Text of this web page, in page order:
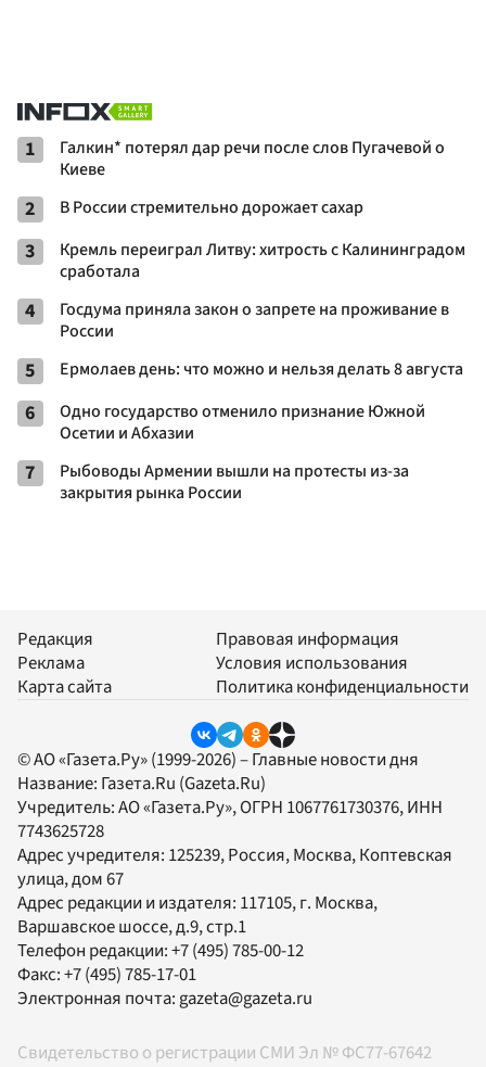
1
Галкин* потерял дар речи после слов Пугачевой о
Киеве
2 В России стремительно дорожает сахар
3
Кремль переиграл Литву: хитрость с Калининградом
сработала
4
Госдума приняла закон о запрете на проживание в
России
5 Ермолаев день: что можно и нельзя делать 8 августа
6
Одно государство отменило признание Южной
Осетии и Абхазии
7
Рыбоводы Армении вышли на протесты из-за
закрытия рынка России
Редакция
Реклама
Карта сайта
Правовая информация
Условия использования
Политика конфиденциальности
© АО «Газета.Ру» (1999-2026) – Главные новости дня
Название: Газета.Ru (Gazeta.Ru)
Учредитель:АО «Газета.Ру», ОГРН 1067761730376, ИНН
7743625728
Адрес учредителя: 125239, Россия, Москва, Коптевская
улица, дом 67
Адрес редакции и издателя: 117105, г. Москва,
Варшавское шоссе, д.9, стр.1
Телефон редакции:+7 (495) 785-00-12
Факс:+7 (495) 785-17-01
Электронная почта: gazeta@gazeta.ru
Свидетельство о регистрации СМИ Эл № ФС77-67642